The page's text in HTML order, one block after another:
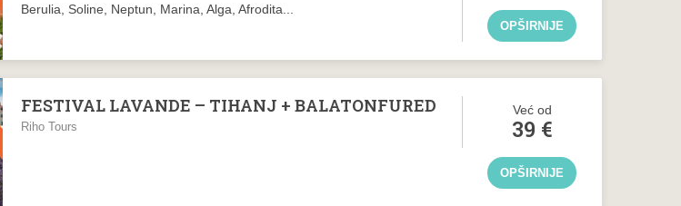
Berulia, Soline, Neptun, Marina, Alga, Afrodita...
OPŠIRNIJE
FESTIVAL LAVANDE – TIHANJ + BALATONFURED
Riho Tours
Već od
39 €
OPŠIRNIJE